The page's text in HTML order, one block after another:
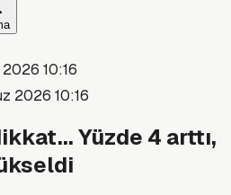
10:16
2026 10:16
Yüzde 4 arttı,